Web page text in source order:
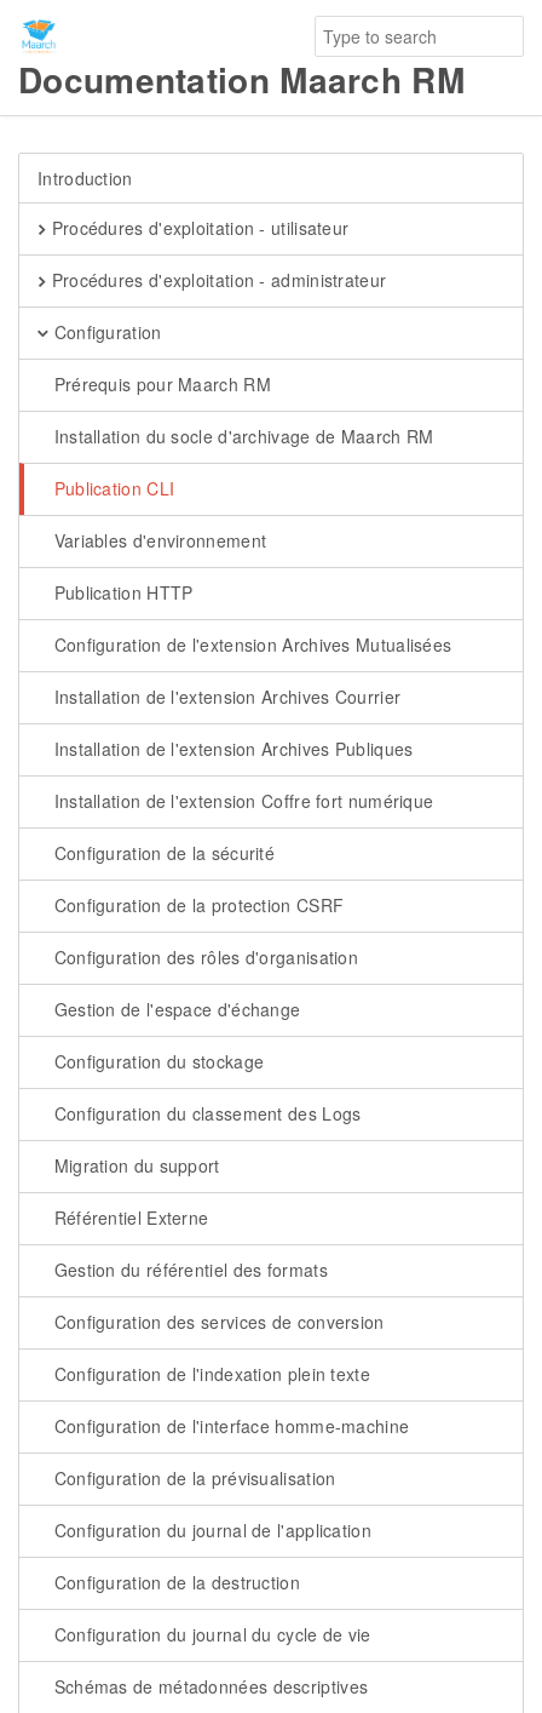
Documentation Maarch RM
Introduction
Procédures d'exploitation - utilisateur
Procédures d'exploitation - administrateur
Configuration
Prérequis pour Maarch RM
Installation du socle d'archivage de Maarch RM
Publication CLI
Variables d'environnement
Publication HTTP
Configuration de l'extension Archives Mutualisées
Installation de l'extension Archives Courrier
Installation de l'extension Archives Publiques
Installation de l'extension Coffre fort numérique
Configuration de la sécurité
Configuration de la protection CSRF
Configuration des rôles d'organisation
Gestion de l'espace d'échange
Configuration du stockage
Configuration du classement des Logs
Migration du support
Référentiel Externe
Gestion du référentiel des formats
Configuration des services de conversion
Configuration de l'indexation plein texte
Configuration de l'interface homme-machine
Configuration de la prévisualisation
Configuration du journal de l'application
Configuration de la destruction
Configuration du journal du cycle de vie
Schémas de métadonnées descriptives